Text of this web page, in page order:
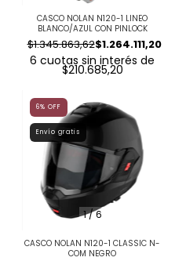
CASCO NOLAN N120-1 LINEO
BLANCO/AZUL CON PINLOCK
$1.264.111,20
$1.345.863,62
6 cuotas sin interés de
$210.685,20
1/6
6% OFF
Envío gratis
CASCO NOLAN N120-1 CLASSIC N-
COM NEGRO